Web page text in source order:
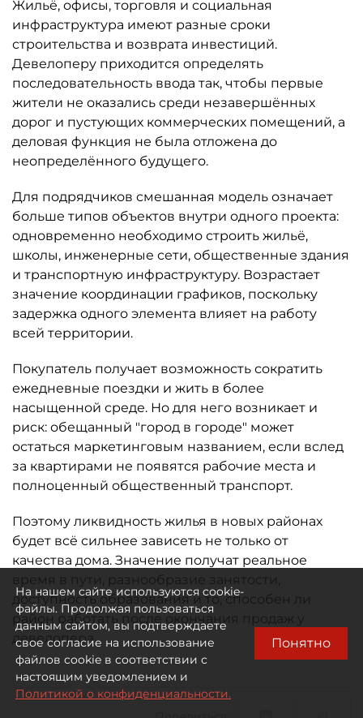
строительства и возврата инвестиций.
Девелоперу приходится определять
последовательность ввода так, чтобы первые
жители не оказались среди незавершённых
дорог и пустующих коммерческих помещений, а
деловая функция не была отложена до
неопределённого будущего.
Для подрядчиков смешанная модель означает
одновременно необходимо строить жильё,
школы, инженерные сети, общественные здания
и транспортную инфраструктуру. Возрастает
значение координации графиков, поскольку
задержка одного элемента влияет на работу
всей территории.
Покупатель получает возможность сократить
насыщенной среде. Но для него возникает и
риск: обещанный "город в городе" может
остаться маркетинговым названием, если вслед
за квартирами не появятся рабочие места и
полноценный общественный транспорт.
Поэтому ликвидность жилья в новых районах
качества дома. Значение получат реальное
время в пути, разнообразие занятости,
доступность образования и то, способен ли
район работать после окончания продаж у
девелопера.
На нашем сайте используются cookie-
файлы. Продолжая пользоваться
данным сайтом, вы подтверждаете
свое согласие на использование
файлов cookie в соответствии с
настоящим уведомлением и
Политикой о конфиденциальности.
Понятно